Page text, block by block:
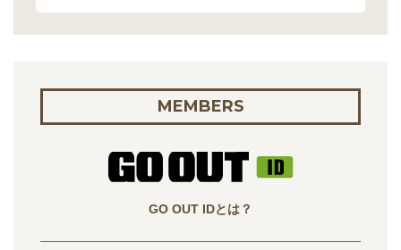
MEMBERS
GO OUT IDとは？